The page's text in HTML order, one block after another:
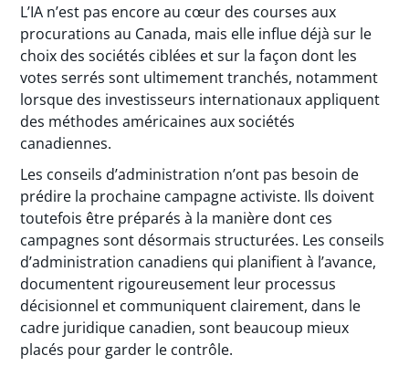
L’IA n’est pas encore au cœur des courses aux
procurations au Canada, mais elle influe déjà sur le
choix des sociétés ciblées et sur la façon dont les
votes serrés sont ultimement tranchés, notamment
lorsque des investisseurs internationaux appliquent
des méthodes américaines aux sociétés
canadiennes.
Les conseils d’administration n’ont pas besoin de
prédire la prochaine campagne activiste. Ils doivent
toutefois être préparés à la manière dont ces
campagnes sont désormais structurées. Les conseils
d’administration canadiens qui planifient à l’avance,
documentent rigoureusement leur processus
décisionnel et communiquent clairement, dans le
cadre juridique canadien, sont beaucoup mieux
placés pour garder le contrôle.